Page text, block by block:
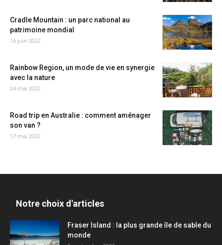
Cradle Mountain : un parc national au
patrimoine mondial
16 juin 2022
Rainbow Region, un mode de vie en synergie
avec la nature
24 mai 2022
Road trip en Australie : comment aménager
son van ?
17 mai 2022
Notre choix d'articles
Fraser Island : la plus grande île de sable du
monde